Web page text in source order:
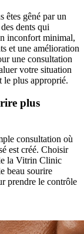
êtes gêné par un
dents qui
inconfort minimal,
et une amélioration
une consultation
votre situation
le plus approprié.
plus
consultation où
est créé. Choisir
la Vitrin Clinic
beau sourire
prendre le contrôle